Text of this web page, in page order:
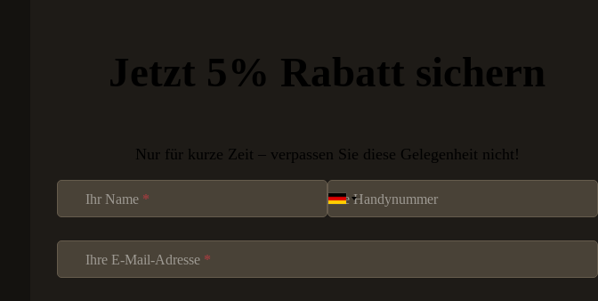
Jetzt 5% Rabatt sichern
Nur für kurze Zeit – verpassen Sie diese Gelegenheit nicht!
Section
Ihr Name * Ihre Handynummer
Ihre E-Mail-Adresse *